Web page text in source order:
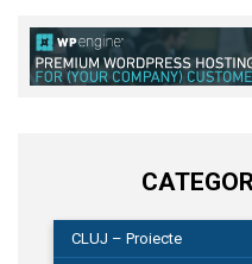
CLUJ – Proiecte